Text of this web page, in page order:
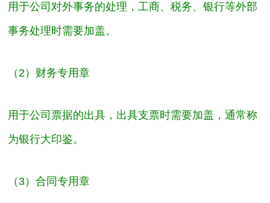
用于公司对外事务的处理，工商、税务、银行等外部
事务处理时需要加盖。
（2） 财务专用章
用于公司票据的出具，出具支票时需要加盖，通常称
为银行大印鉴。
（3）合同专用章